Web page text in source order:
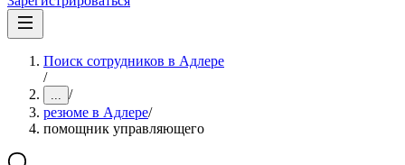
Поиск сотрудников в Адлере
/
... /
резюме в Адлере/
помощник управляющего